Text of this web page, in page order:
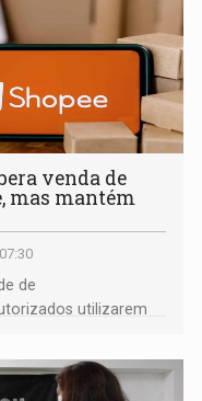
venda de
mas mantém
de
utilizarem